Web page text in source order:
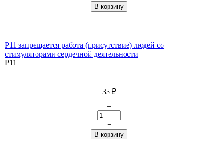
P11 запрещается работа (присутствие) людей со
стимуляторами сердечной деятельности
P11
33 ₽
–
+